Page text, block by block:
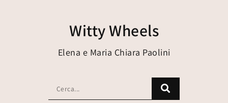
Witty Wheels
Elena e Maria Chiara Paolini